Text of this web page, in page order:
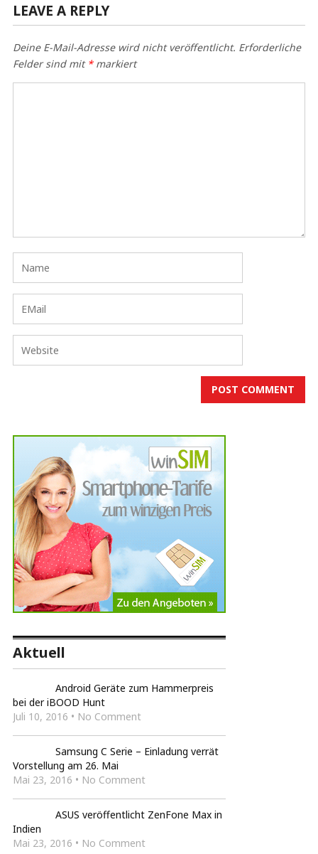
LEAVE A REPLY
Deine E-Mail-Adresse wird nicht veröffentlicht. Erforderliche
Felder sind mit *markiert
Aktuell
Android Geräte zum Hammerpreis
bei der iBOOD Hunt
Juli 10, 2016 • No Comment
Samsung C Serie – Einladung verrät
Vorstellung am 26. Mai
Mai 23, 2016 • No Comment
ASUS veröffentlicht ZenFone Max in
Indien
Mai 23, 2016 • No Comment